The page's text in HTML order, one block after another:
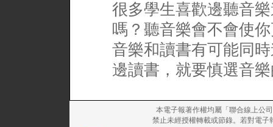
很多學生喜歡邊聽音
嗎？聽音樂會不會使
音樂和讀書有可能同
邊讀書，就要慎選音
本電子報著作權均屬「聯合線上公
禁止未經授權轉載或節錄。若對電